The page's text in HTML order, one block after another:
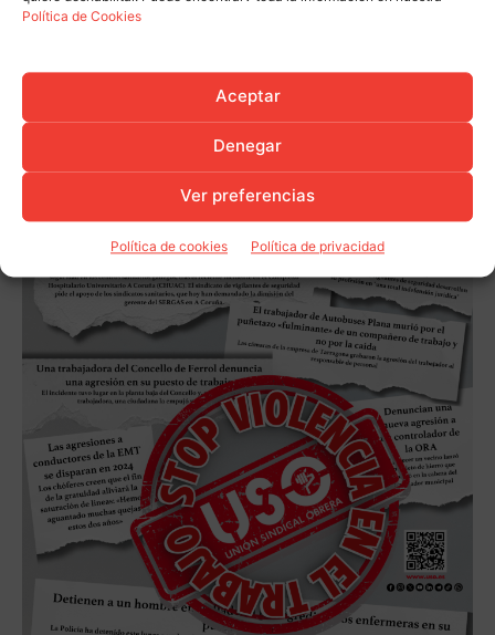
Política de Cookies
Aceptar
Denegar
Ver preferencias
Política de cookies Política de privacidad